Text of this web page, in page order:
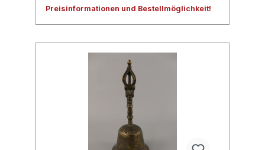
Preisinformationen und Bestellmöglichkeit!